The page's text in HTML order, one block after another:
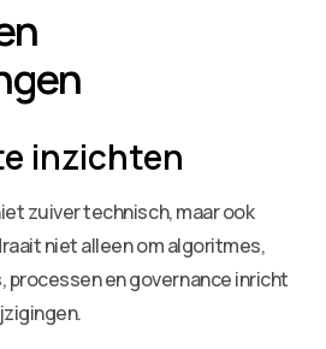
inzichten
zuiver technisch, maar ook
niet alleen om algoritmes,
processen en governance inricht